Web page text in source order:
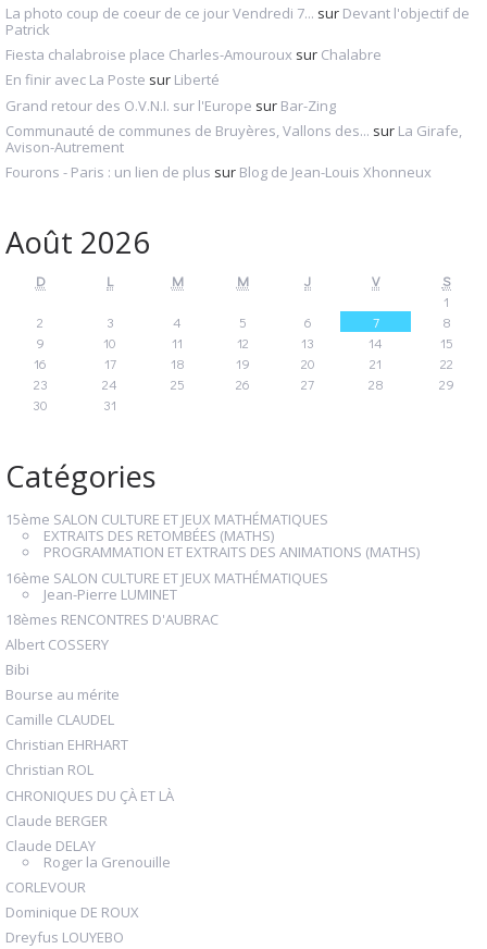
La photo coup de coeur de ce jour Vendredi 7... sur Devant l'objectif de
Patrick
Fiesta chalabroise place Charles-Amouroux sur Chalabre
En finir avec La Poste sur Liberté
Grand retour des O.V.N.I. sur l'Europe sur Bar-Zing
Communauté de communes de Bruyères, Vallons des... sur La Girafe,
Avison-Autrement
Fourons - Paris : un lien de plus sur Blog de Jean-Louis Xhonneux
Août 2026
D L M M J V
S
1
2
3 4 5 6 7
8
9
10 11 12 13 14
15
16
17 18 19 20 21
22
23
24 25 26 27 28
29
30
31
Catégories
15ème SALON CULTURE ET JEUX MATHÉMATIQUES
EXTRAITS DES RETOMBÉES (MATHS)
PROGRAMMATION ET EXTRAITS DES ANIMATIONS (MATHS)
16ème SALON CULTURE ET JEUX MATHÉMATIQUES
Jean-Pierre LUMINET
18èmes RENCONTRES D'AUBRAC
Albert COSSERY
Bibi
Bourse au mérite
Camille CLAUDEL
Christian EHRHART
Christian ROL
CHRONIQUES DU ÇÀ ET LÀ
Claude BERGER
Claude DELAY
Roger la Grenouille
CORLEVOUR
Dominique DE ROUX
Dreyfus LOUYEBO